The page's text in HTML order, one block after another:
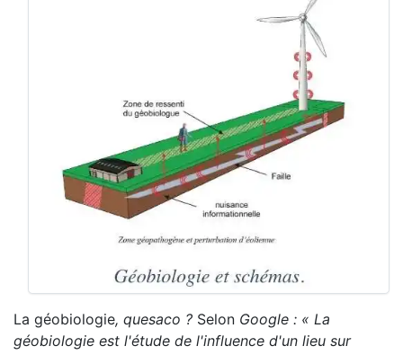
La géobiologie, quesaco ? Selon Google : « La
géobiologie est l'étude de l'influence d'un lieu sur